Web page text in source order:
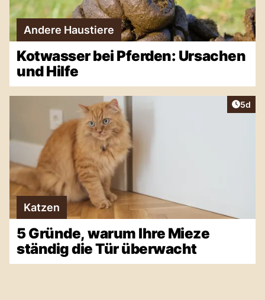
Andere Haustiere
Kotwasser bei Pferden: Ursachen
und Hilfe
5d
Katzen
5 Gründe, warum Ihre Mieze
ständig die Tür überwacht